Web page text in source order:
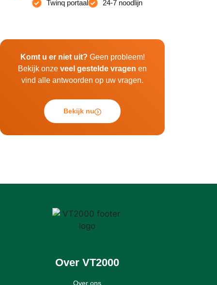
Twinq portaal
24-7 noodlijn
Komt u er niet uit? Geen probleem!
Bekijk onze veel gestelde vragen en
vind alle antwoorden op uw vragen.
Bekijk nu
Over VT2000
Over ons